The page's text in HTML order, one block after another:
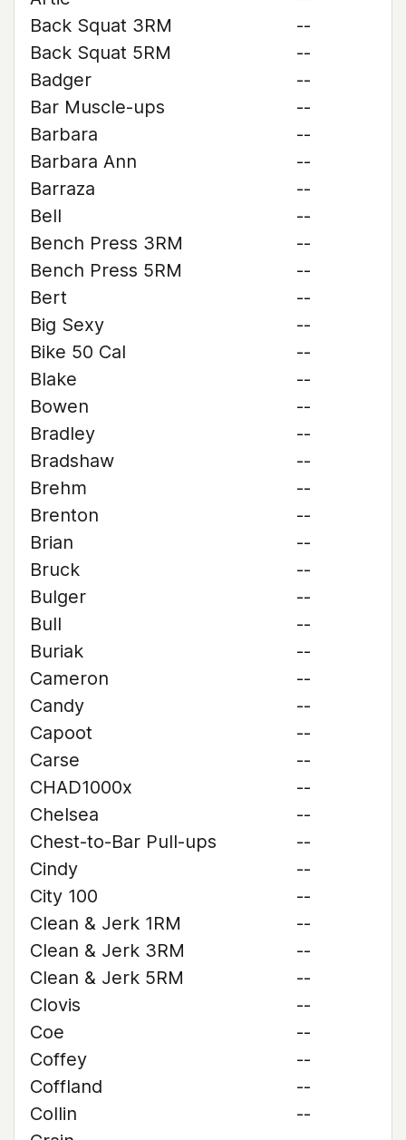
Back Squat 3RM
--
Back Squat 5RM
--
Badger
--
Bar Muscle-ups
--
Barbara
--
Barbara Ann
--
Barraza
--
Bell
--
Bench Press 3RM
--
Bench Press 5RM
--
Bert
--
Big Sexy
--
Bike 50 Cal
--
Blake
--
Bowen
--
Bradley
--
Bradshaw
--
Brehm
--
Brenton
--
Brian
--
Bruck
--
Bulger
--
Bull
--
Buriak
--
Cameron
--
Candy
--
Capoot
--
Carse
--
CHAD1000x
--
Chelsea
--
Chest-to-Bar Pull-ups
--
Cindy
--
City 100
--
Clean & Jerk 1RM
--
Clean & Jerk 3RM
--
Clean & Jerk 5RM
--
Clovis
--
Coe
--
Coffey
--
Coffland
--
Collin
--